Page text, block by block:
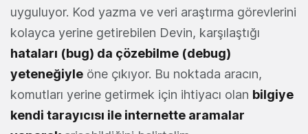
uyguluyor. Kod yazma ve veri araştırma görevlerini
kolayca yerine getirebilen Devin, karşılaştığı
hataları (bug) da çözebilme (debug)
yeteneğiyle öne çıkıyor. Bu noktada aracın,
komutları yerine getirmek için ihtiyacı olan bilgiye
kendi tarayıcısı ile internette aramalar